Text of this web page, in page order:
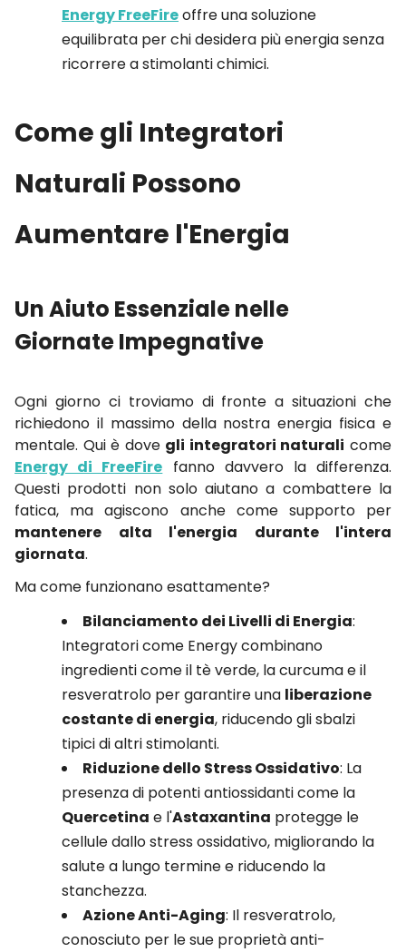
Energy FreeFireoffre una soluzione
equilibrata per chi desidera più energia senza
ricorrere a stimolanti chimici.
Come gli Integratori
Naturali Possono
Aumentare l'Energia
Un Aiuto Essenziale nelle
Giornate Impegnative
Ogni giorno ci troviamo di fronte a situazioni che
richiedono il massimo della nostra energia fisica e
mentale. Qui è dove gli integratori naturali come
Energy di FreeFire fanno davvero la differenza.
Questi prodotti non solo aiutano a combattere la
fatica, ma agiscono anche come supporto per
mantenere alta l'energia durante l'intera
giornata.
Ma come funzionano esattamente?
Bilanciamento dei Livelli di Energia:
Integratori come Energy combinano
ingredienti come il tè verde, la curcuma e il
resveratrolo per garantire una liberazione
costante di energia, riducendo gli sbalzi
tipici di altri stimolanti.
Riduzione dello Stress Ossidativo: La
presenza di potenti antiossidanti come la
Quercetina e l'Astaxantina protegge le
cellule dallo stress ossidativo, migliorando la
salute a lungo termine e riducendo la
stanchezza.
Azione Anti-Aging: Il resveratrolo,
conosciuto per le sue proprietà anti-